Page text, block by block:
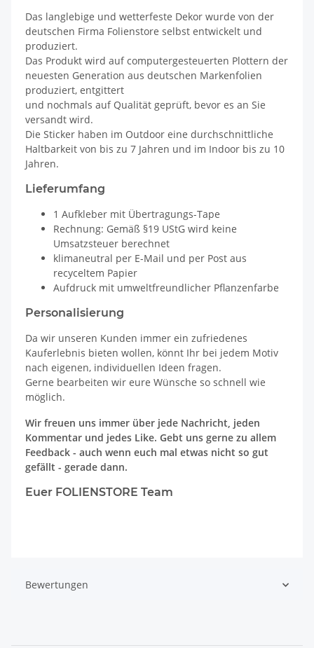
Das langlebige und wetterfeste Dekor wurde von der
deutschen Firma Folienstore selbst entwickelt und
produziert.
Das Produkt wird auf computergesteuerten Plottern der
neuesten Generation aus deutschen Markenfolien
produziert, entgittert
und nochmals auf Qualität geprüft, bevor es an Sie
versandt wird.
Die Sticker haben im Outdoor eine durchschnittliche
Haltbarkeit von bis zu 7 Jahren und im Indoor bis zu 10
Jahren.
Lieferumfang
1 Aufkleber mit Übertragungs-Tape
Rechnung: Gemäß §19 UStG wird keine
Umsatzsteuer berechnet
klimaneutral per E-Mail und per Post aus
recyceltem Papier
Aufdruck mit umweltfreundlicher Pflanzenfarbe
Personalisierung
Da wir unseren Kunden immer ein zufriedenes
Kauferlebnis bieten wollen, könnt Ihr bei jedem Motiv
nach eigenen, individuellen Ideen fragen.
Gerne bearbeiten wir eure Wünsche so schnell wie
möglich.
Wir freuen uns immer über jede Nachricht, jeden
Kommentar und jedes Like. Gebt uns gerne zu allem
Feedback - auch wenn euch mal etwas nicht so gut
gefällt - gerade dann.
Euer FOLIENSTORE Team
Bewertungen